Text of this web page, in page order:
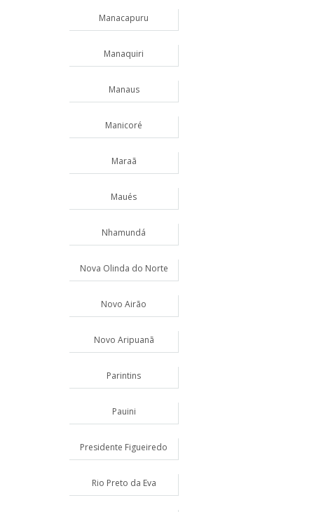
Manacapuru
Manaquiri
Manaus
Manicoré
Maraã
Maués
Nhamundá
Nova Olinda do Norte
Novo Airão
Novo Aripuanã
Parintins
Pauini
Presidente Figueiredo
Rio Preto da Eva